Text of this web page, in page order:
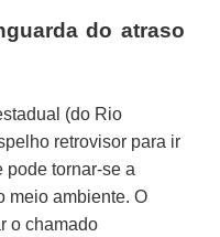
do atraso
(do Rio
retrovisor para ir
pode tornar-se a
meio ambiente. O
o chamado